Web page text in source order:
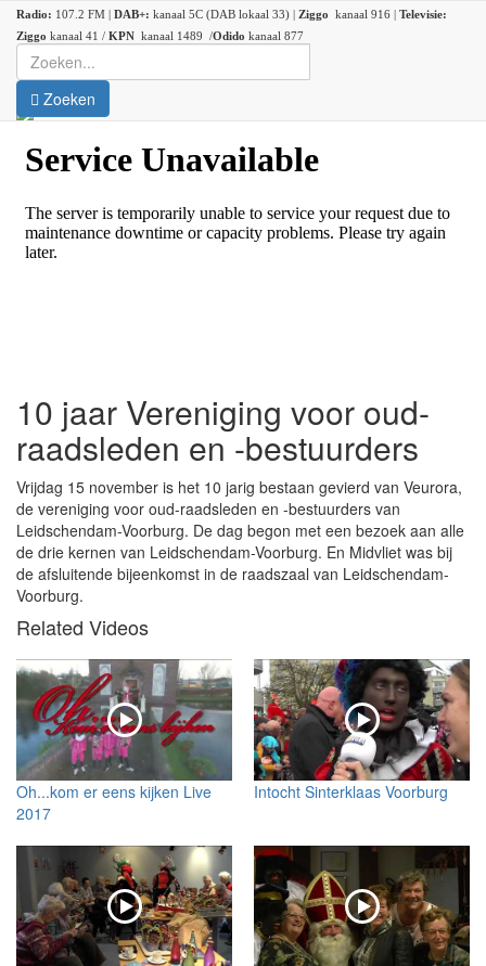
Radio: 107.2 FM | DAB+: kanaal 5C (DAB lokaal 33) | Ziggo kanaal 916 | Televisie:
Ziggo kanaal 41 / KPN kanaal 1489 /Odido kanaal 877
Zoeken
10 jaar Vereniging voor oud-
raadsleden en -bestuurders
Vrijdag 15 november is het 10 jarig bestaan gevierd van Veurora,
de vereniging voor oud-raadsleden en -bestuurders van
Leidschendam-Voorburg. De dag begon met een bezoek aan alle
de drie kernen van Leidschendam-Voorburg. En Midvliet was bij
de afsluitende bijeenkomst in de raadszaal van Leidschendam-
Voorburg.
Related Videos
Oh...kom er eens kijken Live
2017
Intocht Sinterklaas Voorburg